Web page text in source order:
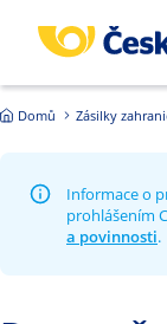
Domů Zásilky
Informace o
prohlášením
a povinnosti.